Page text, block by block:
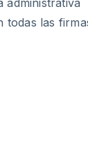
administrativa
todas las